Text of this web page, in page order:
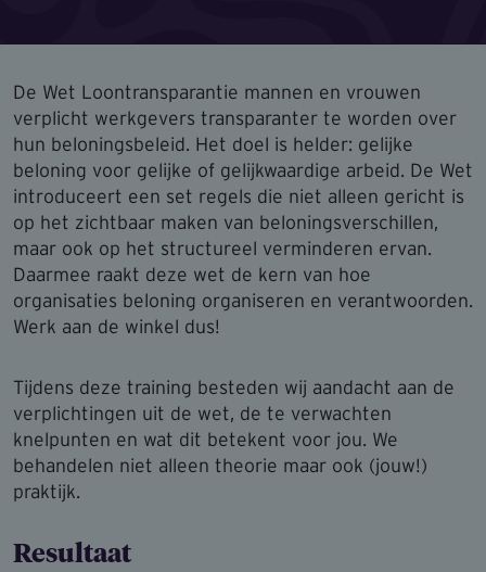
De Wet Loontransparantie mannen en vrouwen
verplicht werkgevers transparanter te worden over
hun beloningsbeleid. Het doel is helder: gelijke
beloning voor gelijke of gelijkwaardige arbeid. De Wet
introduceert een set regels die niet alleen gericht is
op het zichtbaar maken van beloningsverschillen,
maar ook op het structureel verminderen ervan.
Daarmee raakt deze wet de kern van hoe
organisaties beloning organiseren en verantwoorden.
Werk aan de winkel dus!
Tijdens deze training besteden wij aandacht aan de
verplichtingen uit de wet, de te verwachten
knelpunten en wat dit betekent voor jou. We
behandelen niet alleen theorie maar ook (jouw!)
praktijk.
Resultaat